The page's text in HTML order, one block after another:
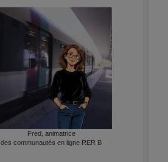
Fred, animatrice
des communautés en ligne RER B